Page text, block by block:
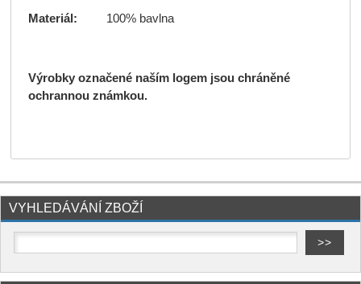
Materiál: 100% bavlna
Výrobky označené naším logem jsou chráněné
ochrannou známkou.
VYHLEDÁVÁNÍ ZBOŽÍ